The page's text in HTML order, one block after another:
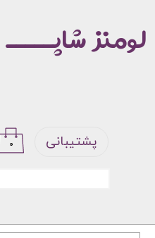
حساب کاربری من
خروج از حساب کاربری
۰ پشتیبانی
لومنز شاپـــــ